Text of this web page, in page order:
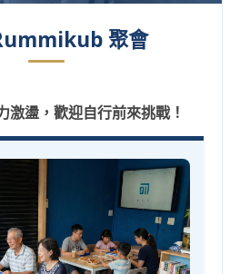
聚會
激盪，歡迎自行前來挑戰！